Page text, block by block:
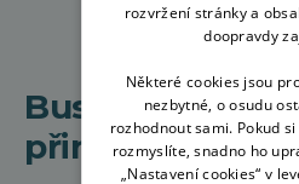
optimalizaci procesů v
Business
přináší Money
rozvržení stránky a
doopravdy
Některé cookies jsou
nezbytné, o osudu
rozhodnout sami. Pokud
rozmyslíte, snadno ho
„Nastavení cookies“ v